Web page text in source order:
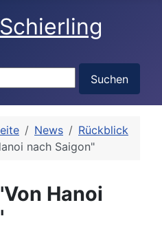
Suchen
News
Rückblick
nach Saigon"
Hanoi